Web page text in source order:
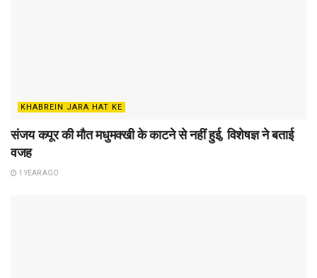
KHABREIN JARA HAT KE
संजय कपूर की मौत मधुमक्खी के काटने से नहीं हुई, विशेषज्ञ ने बताई
वजह
1 YEAR AGO